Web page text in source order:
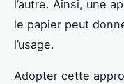
l’autre. Ainsi, une
le papier peut
l’usage.
Adopter cette